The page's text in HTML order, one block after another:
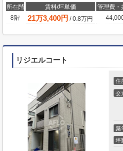
所在階 賃料/坪単価 管理費・
8階
21万3,400円 /0.8万円
リジエルコート
住
交
築
坪